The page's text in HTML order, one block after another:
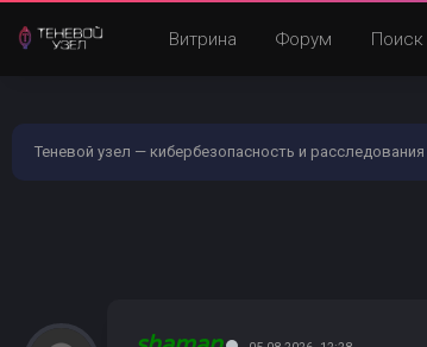
Витрина Форум Поиск
Теневой узел — кибербезопасность и расследования